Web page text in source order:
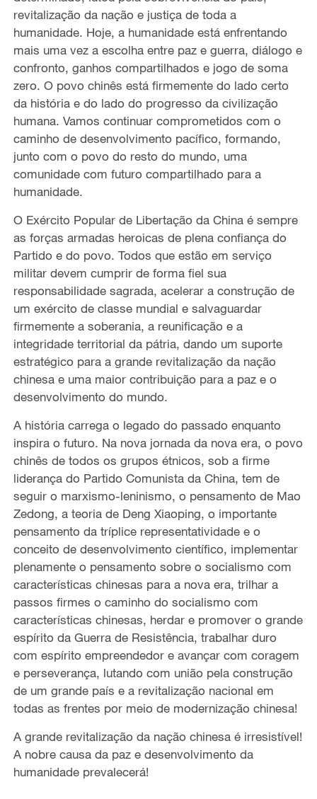
revitalização da nação e justiça de toda a
humanidade. Hoje, a humanidade está enfrentando
mais uma vez a escolha entre paz e guerra, diálogo e
confronto, ganhos compartilhados e jogo de soma
zero. O povo chinês está firmemente do lado certo
da história e do lado do progresso da civilização
humana. Vamos continuar comprometidos com o
caminho de desenvolvimento pacífico, formando,
junto com o povo do resto do mundo, uma
comunidade com futuro compartilhado para a
humanidade.
O Exército Popular de Libertação da China é sempre
as forças armadas heroicas de plena confiança do
Partido e do povo. Todos que estão em serviço
militar devem cumprir de forma fiel sua
responsabilidade sagrada, acelerar a construção de
um exército de classe mundial e salvaguardar
firmemente a soberania, a reunificação e a
integridade territorial da pátria, dando um suporte
estratégico para a grande revitalização da nação
chinesa e uma maior contribuição para a paz e o
desenvolvimento do mundo.
A história carrega o legado do passado enquanto
inspira o futuro. Na nova jornada da nova era, o povo
chinês de todos os grupos étnicos, sob a firme
liderança do Partido Comunista da China, tem de
seguir o marxismo-leninismo, o pensamento de Mao
Zedong, a teoria de Deng Xiaoping, o importante
pensamento da tríplice representatividade e o
conceito de desenvolvimento científico, implementar
plenamente o pensamento sobre o socialismo com
características chinesas para a nova era, trilhar a
passos firmes o caminho do socialismo com
características chinesas, herdar e promover o grande
espírito da Guerra de Resistência, trabalhar duro
com espírito empreendedor e avançar com coragem
e perseverança, lutando com união pela construção
de um grande país e a revitalização nacional em
todas as frentes por meio de modernização chinesa!
A grande revitalização da nação chinesa é irresistível!
A nobre causa da paz e desenvolvimento da
humanidade prevalecerá!